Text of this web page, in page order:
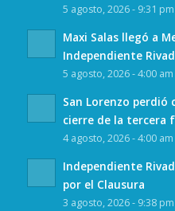
5 agosto, 2026 - 9:31 pm
Maxi Salas llegó a
Independiente
5 agosto, 2026 - 4:00 am
San Lorenzo perdió
cierre de la tercera
4 agosto, 2026 - 4:00 am
Independiente
por el Clausura
3 agosto, 2026 - 9:38 pm